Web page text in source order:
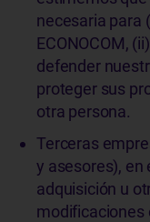
necesaria para
ECONOCOM,
defender
proteger sus
otra persona.
Terceras
y asesores), en
adquisición u
modificaciones